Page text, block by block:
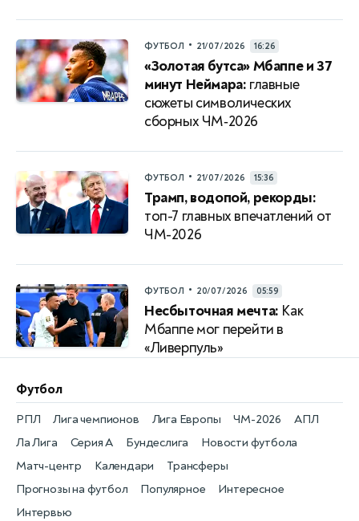
ФУТБОЛ • 21/07/2026 16:26
«Золотая бутса» Мбаппе и 37
минут Неймара: главные
сюжеты символических
сборных ЧМ‑2026
ФУТБОЛ • 21/07/2026 15:36
Трамп, водопой, рекорды:
топ-7 главных впечатлений от
ЧМ-2026
ФУТБОЛ • 20/07/2026 05:59
Несбыточная мечта: Как
Мбаппе мог перейти в
«Ливерпуль»
Футбол
Новости футбола
РПЛ
Матч-центр
Лига чемпионов
Календари
Лига Европы
Трансферы
ЧМ-2026
Прогнозы на футбол
АПЛ
Популярное
Ла Лига
Интересное
Серия А
Интервью
Бундеслига